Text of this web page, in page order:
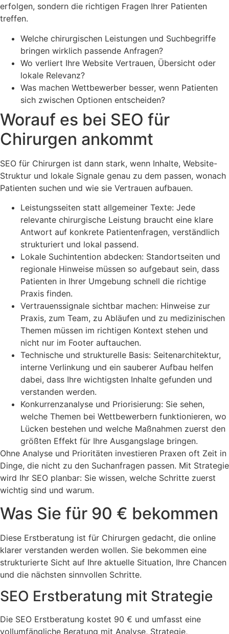
erfolgen, sondern die richtigen Fragen Ihrer Patienten
treffen.
Welche chirurgischen Leistungen und Suchbegriffe
bringen wirklich passende Anfragen?
Wo verliert Ihre Website Vertrauen, Übersicht oder
lokale Relevanz?
Was machen Wettbewerber besser, wenn Patienten
sich zwischen Optionen entscheiden?
Worauf es bei SEO für
Chirurgen ankommt
SEO für Chirurgen ist dann stark, wenn Inhalte, Website-
Struktur und lokale Signale genau zu dem passen, wonach
Patienten suchen und wie sie Vertrauen aufbauen.
Leistungsseiten statt allgemeiner Texte: Jede
relevante chirurgische Leistung braucht eine klare
Antwort auf konkrete Patientenfragen, verständlich
strukturiert und lokal passend.
Lokale Suchintention abdecken: Standortseiten und
regionale Hinweise müssen so aufgebaut sein, dass
Patienten in Ihrer Umgebung schnell die richtige
Praxis finden.
Vertrauenssignale sichtbar machen: Hinweise zur
Praxis, zum Team, zu Abläufen und zu medizinischen
Themen müssen im richtigen Kontext stehen und
nicht nur im Footer auftauchen.
Technische und strukturelle Basis: Seitenarchitektur,
interne Verlinkung und ein sauberer Aufbau helfen
dabei, dass Ihre wichtigsten Inhalte gefunden und
verstanden werden.
Konkurrenzanalyse und Priorisierung: Sie sehen,
welche Themen bei Wettbewerbern funktionieren, wo
Lücken bestehen und welche Maßnahmen zuerst den
größten Effekt für Ihre Ausgangslage bringen.
Ohne Analyse und Prioritäten investieren Praxen oft Zeit in
Dinge, die nicht zu den Suchanfragen passen. Mit Strategie
wird Ihr SEO planbar: Sie wissen, welche Schritte zuerst
wichtig sind und warum.
Was Sie für 90 € bekommen
Diese Erstberatung ist für Chirurgen gedacht, die online
klarer verstanden werden wollen. Sie bekommen eine
strukturierte Sicht auf Ihre aktuelle Situation, Ihre Chancen
und die nächsten sinnvollen Schritte.
SEO Erstberatung mit Strategie
Die SEO Erstberatung kostet 90 € und umfasst eine
vollumfängliche Beratung mit Analyse, Strategie,